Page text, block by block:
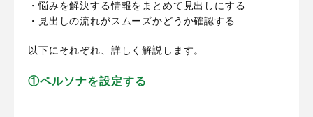
・悩みを解決する情報をまとめて見出しにする
・見出しの流れがスムーズかどうか確認する
以下にそれぞれ、詳しく解説します。
①ペルソナを設定する